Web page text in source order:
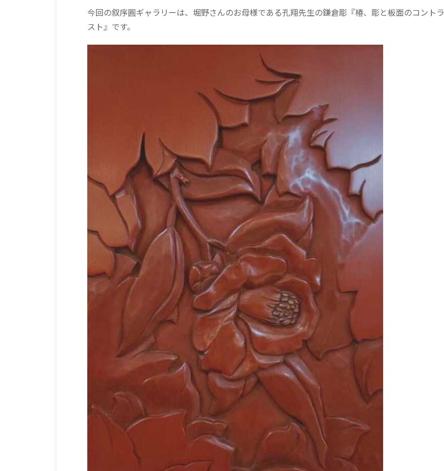
今回の叙序圓ギャラリーは、堀野さんのお母様である孔翔先生の鎌倉彫『椿、彫と板面のコントラ
スト』です。